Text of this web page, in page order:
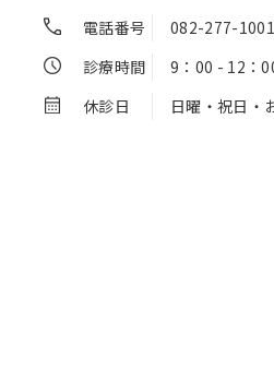
電話番号
082-277-1001
診療時間
9：00 - 12：
休診日
日曜・祝日・